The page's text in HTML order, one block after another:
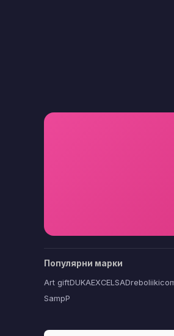
Популярни марки
Art giftDUKAEXCELSA
SampP